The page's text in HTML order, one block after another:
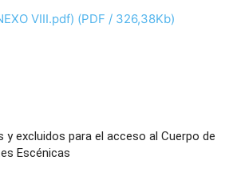
VIII.pdf) (PDF / 326,38Kb)
excluidos para el acceso al Cuerpo de
Escénicas